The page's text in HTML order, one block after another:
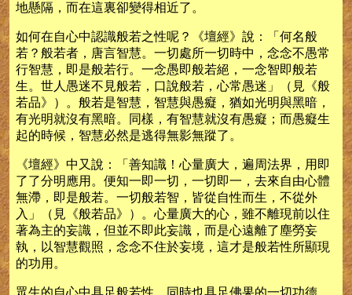
地懸隔，而在這裏卻變得相近了。
如何在自心中認識般若之性呢？《壇經》說：「何名般
若？般若者，唐言智慧。一切處所一切時中，念念不愚常
行智慧，即是般若行。一念愚即般若絕，一念智即般若
生。世人愚迷不見般若，口說般若，心常愚迷」（見《般
若品》）。般若是智慧，智慧與愚癡，猶如光明與黑暗，
有光明就沒有黑暗。同樣，有智慧就沒有愚癡；而愚癡生
起的時候，智慧必然是逃得無影無蹤了。
《壇經》中又說：「善知識！心量廣大，遍周法界，用即
了了分明應用。便知一即一切，一切即一，去來自由心體
無滯，即是般若。一切般若智，皆從自性而生，不從外
入」（見《般若品》）。心量廣大的心，雖不離現前以住
著為主的妄識，但並不即此妄識，而是心遠離了塵勞妄
執，以智慧觀照，念念不住於妄境，這才是般若性所顯現
的功用。